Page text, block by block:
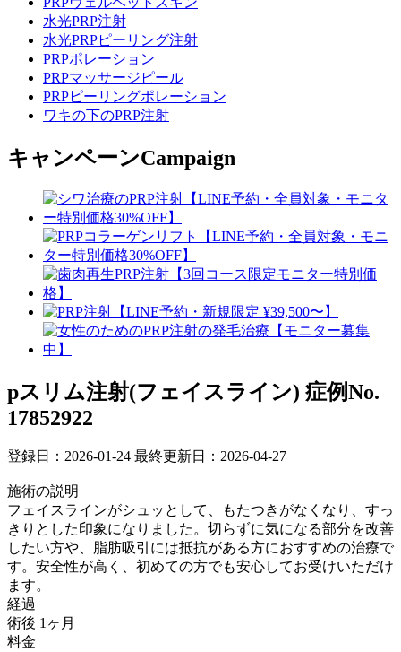
水光PRP注射
水光PRPピーリング注射
PRPポレーション
PRPマッサージピール
PRPピーリングポレーション
ワキの下のPRP注射
キャンペーンCampaign
pスリム注射(フェイスライン) 症例No.
17852922
登録日：2026-01-24 最終更新日：2026-04-27
施術の説明
フェイスラインがシュッとして、もたつきがなくなり、すっ
きりとした印象になりました。切らずに気になる部分を改善
したい方や、脂肪吸引には抵抗がある方におすすめの治療で
す。安全性が高く、初めての方でも安心してお受けいただけ
ます。
経過
術後 1ヶ月
料金